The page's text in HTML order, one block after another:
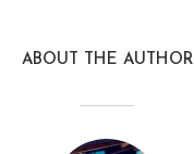
ABOUT THE AUTHOR